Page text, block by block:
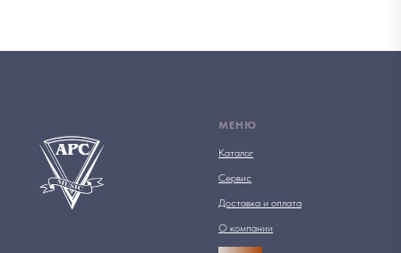
МЕНЮ
Каталог
Сервис
Доставка и оплата
О компании